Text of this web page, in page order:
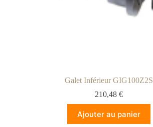
Galet Inférieur GIG100Z2S
210,48€
Ajouter au panier